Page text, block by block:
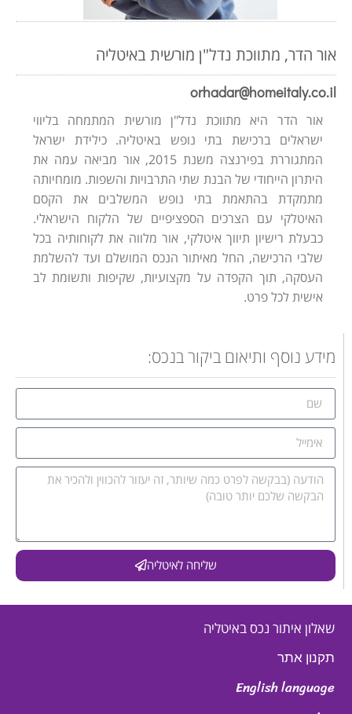
אור הדר, מתווכת נדל"ן מורשית באיטליה
orhadar@homeitaly.co.il
אור הדר היא מתווכת נדל"ן מורשית המתמחה בליווי
ישראלים ברכישת בתי נופש באיטליה. כילידת ישראל
המתגוררת בפירנצה משנת 2015, אור מביאה עמה את
היתרון הייחודי של הבנת שתי התרבויות והשפות. מומחיותה
מתמקדת בהתאמת בתי נופש המשלבים את הקסם
האיטלקי עם הצרכים הספציפיים של הלקוח הישראלי.
כבעלת רישיון תיווך איטלקי, אור מלווה את לקוחותיה בכל
שלבי הרכישה, החל מאיתור הנכס המושלם ועד להשלמת
העסקה, תוך הקפדה על מקצועיות, שקיפות ותשומת לב
אישית לכל פרט.
מידע נוסף ותיאום ביקור בנכס:
שליחה לאיטליה
שאלון איתור נכס באיטליה
תקנון אתר
English language